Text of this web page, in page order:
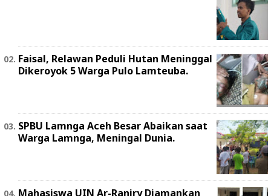
Faisal, Relawan Peduli Hutan Meninggal
Dikeroyok 5 Warga Pulo Lamteuba.
SPBU Lamnga Aceh Besar Abaikan saat
Warga Lamnga, Meningal Dunia.
Mahasiswa UIN Ar-Raniry Diamankan